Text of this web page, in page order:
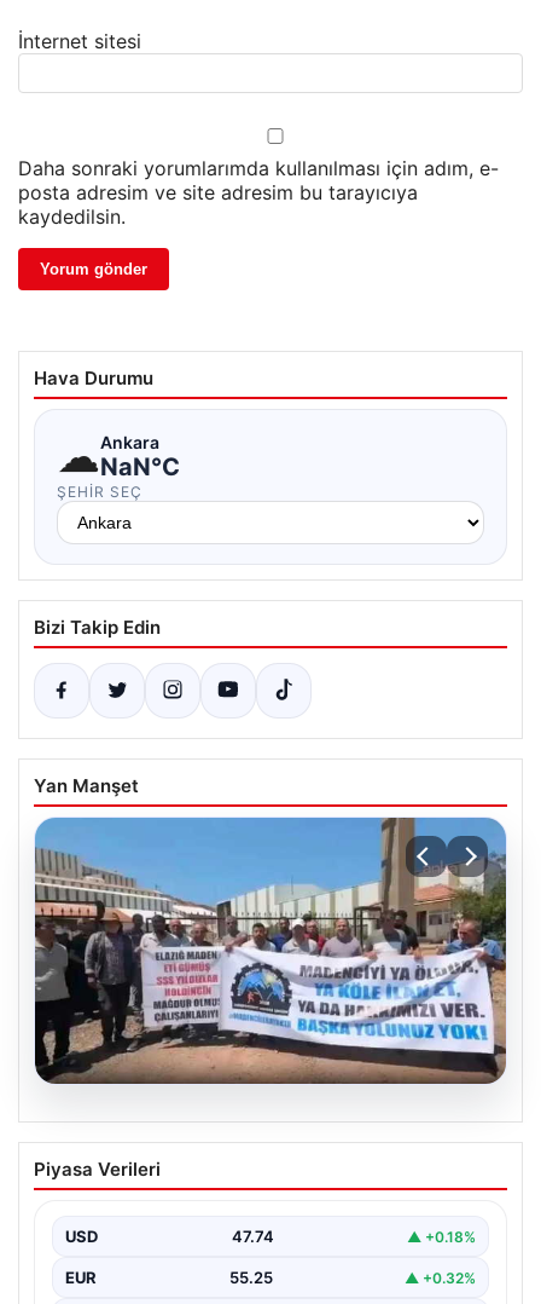
İnternet sitesi
Daha sonraki yorumlarımda kullanılması için adım, e-
posta adresim ve site adresim bu tarayıcıya
kaydedilsin.
Hava Durumu
☁Ankara
NaN°C
ŞEHIR SEÇ
Bizi Takip Edin
Yan Manşet
06.08.2026
Bağımsız Maden-İş: ‘Verilen sözler
tutulmadı, pazartesi Ankara’dayız’
Piyasa Verileri
USD 47.74 ▲ +0.18%
EUR 55.25 ▲ +0.32%